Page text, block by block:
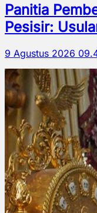
Panitia
Pesisir:
9 Agustus 2026